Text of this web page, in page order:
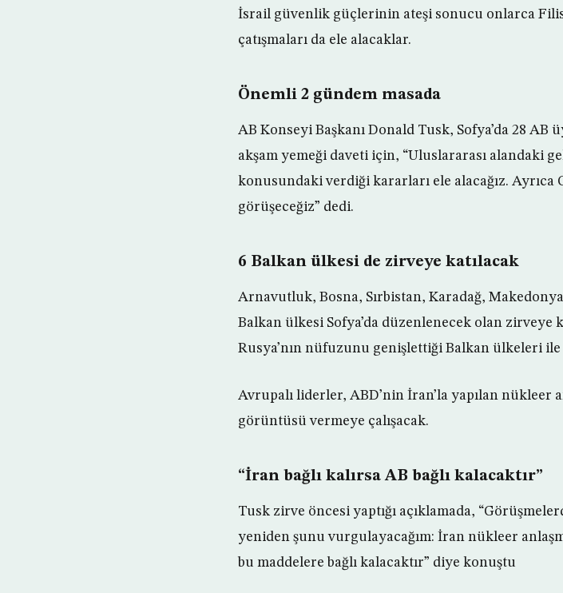
İsrail güvenlik güçlerinin ateşi sonucu onlarca
çatışmaları da ele alacaklar.
Önemli 2 gündem masada
AB Konseyi Başkanı Donald Tusk, Sofya’da 28
akşam yemeği daveti için, “Uluslararası alandaki
konusundaki verdiği kararları ele alacağız. Ayrıca
görüşeceğiz” dedi.
6 Balkan ülkesi de zirveye katılacak
Arnavutluk, Bosna, Sırbistan, Karadağ,
Balkan ülkesi Sofya’da düzenlenecek olan zirveye
Rusya’nın nüfuzunu genişlettiği Balkan ülkeleri
Avrupalı liderler, ABD’nin İran’la yapılan nükleer
görüntüsü vermeye çalışacak.
“İran bağlı kalırsa AB bağlı kalacaktır”
Tusk zirve öncesi yaptığı açıklamada,
yeniden şunu vurgulayacağım: İran nükleer
bu maddelere bağlı kalacaktır” diye konuştu